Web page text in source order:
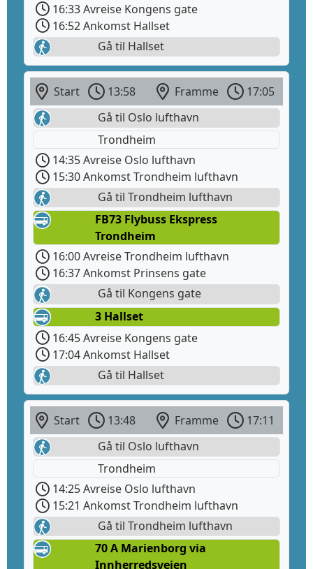
16:33 Avreise Kongens gate
16:52 Ankomst Hallset
Gå til Hallset
Start 13:58 Framme
17:05
Gå til Oslo lufthavn
Trondheim
14:35 Avreise Oslo lufthavn
15:30 Ankomst Trondheim lufthavn
Gå til Trondheim lufthavn
FB73 Flybuss Ekspress
Trondheim
16:00 Avreise Trondheim lufthavn
16:37 Ankomst Prinsens gate
Gå til Kongens gate
3 Hallset
16:45 Avreise Kongens gate
17:04 Ankomst Hallset
Gå til Hallset
Start 13:48 Framme
17:11
Gå til Oslo lufthavn
Trondheim
14:25 Avreise Oslo lufthavn
15:21 Ankomst Trondheim lufthavn
Gå til Trondheim lufthavn
70 A Marienborg via
Innherredsveien